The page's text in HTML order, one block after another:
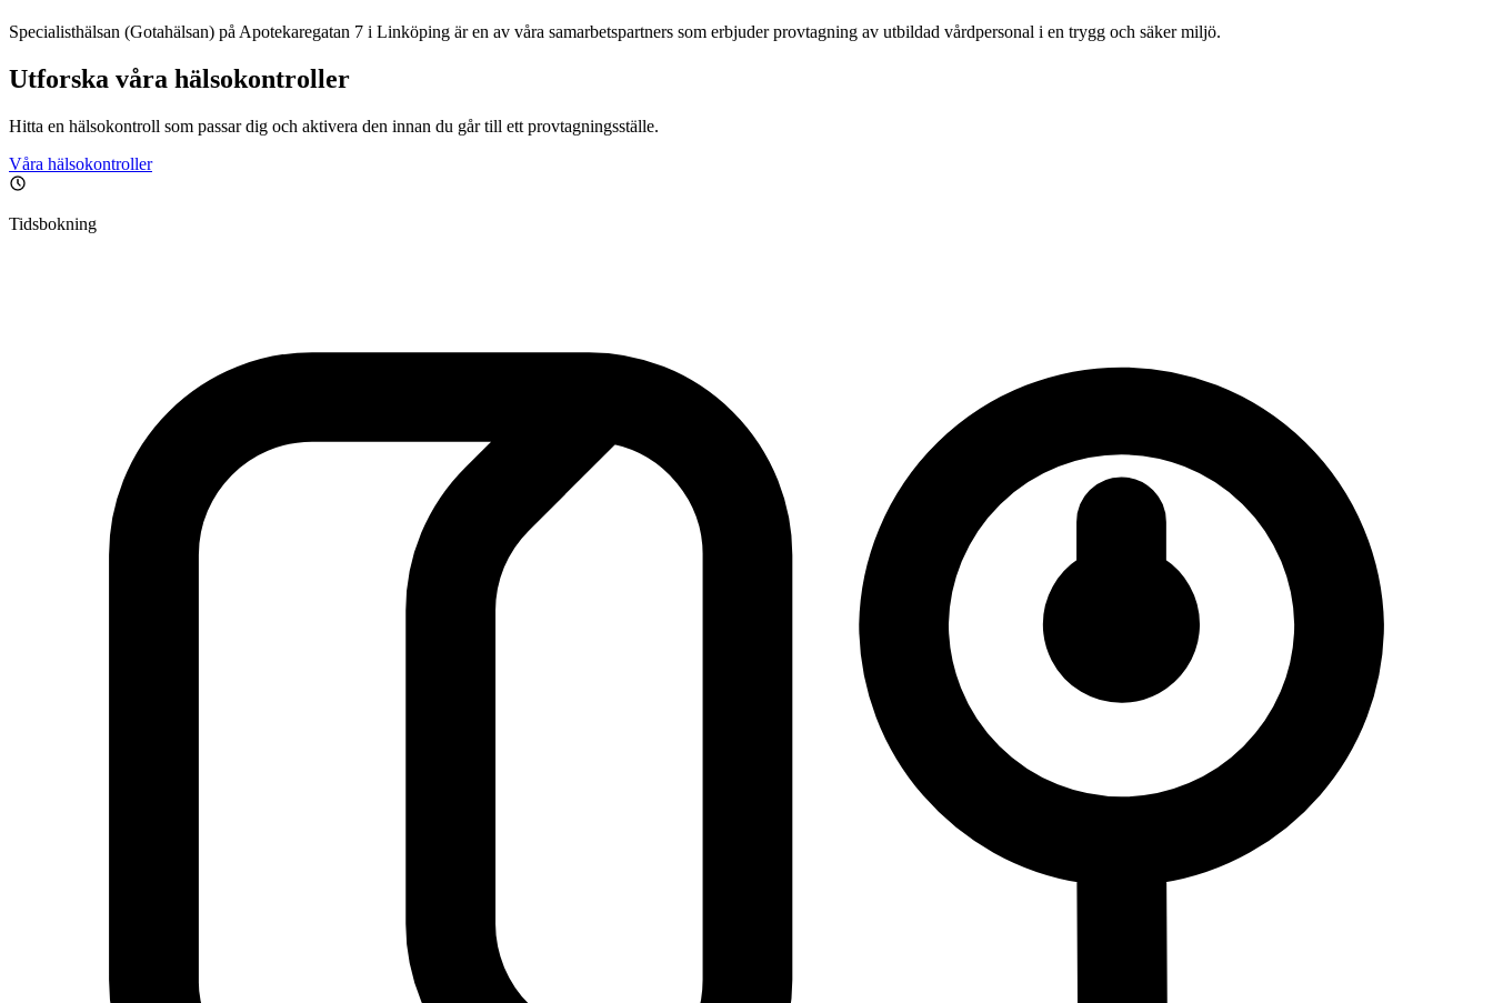
Specialisthälsan (Gotahälsan) på Apotekaregatan 7 i Linköping är en av våra samarbetspartners som erbjuder provtagning av utbildad vårdpersonal i en trygg och säker miljö.
Utforska våra hälsokontroller
Hitta en hälsokontroll som passar dig och aktivera den innan du går till ett provtagningsställe.
Våra hälsokontroller
Tidsbokning